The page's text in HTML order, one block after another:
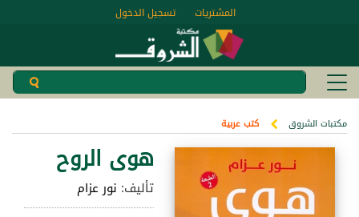
تسجيل الدخول المشتريات
مكتبات الشروق كتب عربية
هوى الروح
تأليف: نور عزام